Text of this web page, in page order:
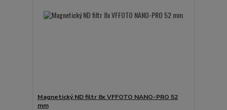
Magnetický ND filtr 8x VFFOTO NANO-PRO 52
mm